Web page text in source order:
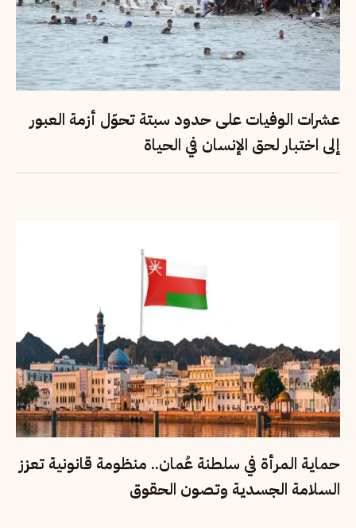
عشرات الوفيات على حدود سبتة تحوّل أزمة العبور
إلى اختبار لحق الإنسان في الحياة
حماية المرأة في سلطنة عُمان.. منظومة قانونية تعزز
السلامة الجسدية وتصون الحقوق